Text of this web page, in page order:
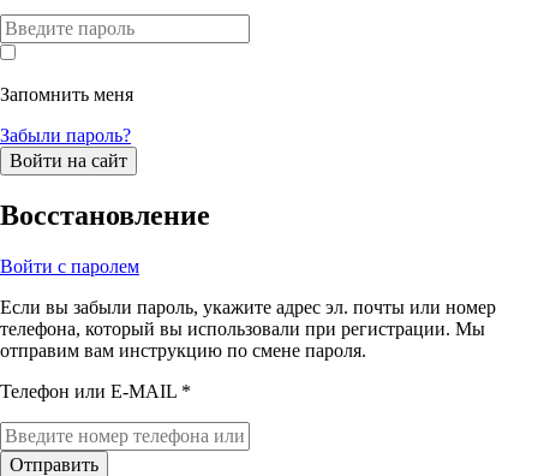
Запомнить меня
Забыли пароль?
Войти на сайт
Восстановление
Войти с паролем
Если вы забыли пароль, укажите адрес эл. почты или номер
телефона, который вы использовали при регистрации. Мы
отправим вам инструкцию по смене пароля.
Телефон или E-MAIL *
Отправить